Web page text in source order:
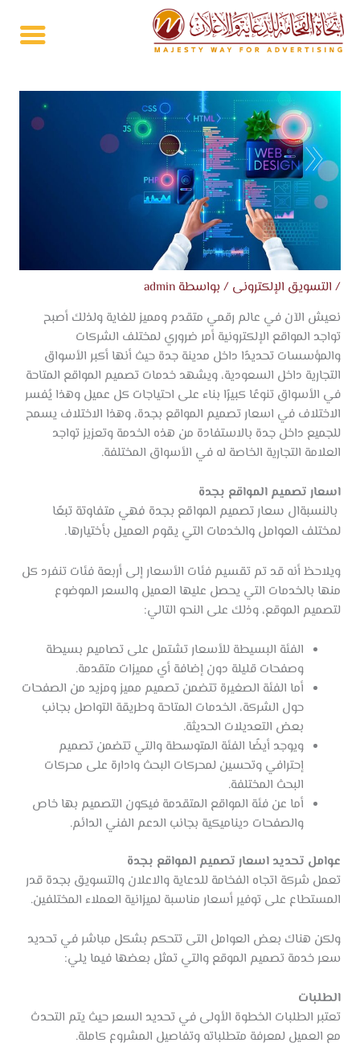
تخطي
إلى
المحتوى
/ التسويق الإلكترونى / بواسطة admin
نعيش الآن في عالم رقمي متقدم ومميز للغاية ولذلك أصبح
تواجد المواقع الإلكترونية أمر ضروري لمختلف الشركات
والمؤسسات تحديدًا داخل مدينة جدة حيث أنها أكبر الأسواق
التجارية داخل السعودية، ويشهد خدمات تصميم المواقع المتاحة
في الأسواق تنوعًا كبيرًا بناء على احتياجات كل عميل وهذا يُفسر
الاختلاف في اسعار تصميم المواقع بجدة، وهذا الاختلاف يسمح
للجميع داخل جدة بالاستفادة من هذه الخدمة وتعزيز تواجد
العلامة التجارية الخاصة له في الأسواق المختلفة.
اسعار تصميم المواقع بجدة
بالنسبةال سعار تصميم المواقع بجدة فهي متفاوتة تبعًا
لمختلف العوامل والخدمات التي يقوم العميل بأختيارها.
ويلاحظ أنه قد تم تقسيم فئات الأسعار إلى أربعة فئات تنفرد كل
منها بالخدمات التي يحصل عليها العميل والسعر الموضوع
لتصميم الموقع، وذلك على النحو التالي:
الفئة البسيطة للأسعار تشتمل على تصاميم بسيطة
وصفحات قليلة دون إضافة أي مميزات متقدمة.
أما الفئة الصغيرة تتضمن تصميم مميز ومزيد من الصفحات
حول الشركة، الخدمات المتاحة وطريقة التواصل بجانب
بعض التعديلات الحديثة.
ويوجد أيضًا الفئة المتوسطة والتي تتضمن تصميم
إحترافي وتحسين لمحركات البحث وادارة على محركات
البحث المختلفة.
أما عن فئة المواقع المتقدمة فيكون التصميم بها خاص
والصفحات ديناميكية بجانب الدعم الفني الدائم.
عوامل تحديد اسعار تصميم المواقع بجدة
تعمل شركة اتجاه الفخامة للدعاية والاعلان والتسويق بجدة قدر
المستطاع على توفير أسعار مناسبة لميزانية العملاء المختلفين.
ولكن هناك بعض العوامل التى تتحكم بشكل مباشر في تحديد
سعر خدمة تصميم الموقع والتي تمثل بعضها فيما يلي:
الطلبات
تعتبر الطلبات الخطوة الأولى في تحديد السعر حيث يتم التحدث
مع العميل لمعرفة متطلباته وتفاصيل المشروع كاملة.